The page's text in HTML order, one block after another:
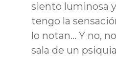
siento luminosa
tengo la
lo notan… Y no,
sala de un